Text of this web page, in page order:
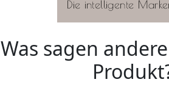
Was sagen